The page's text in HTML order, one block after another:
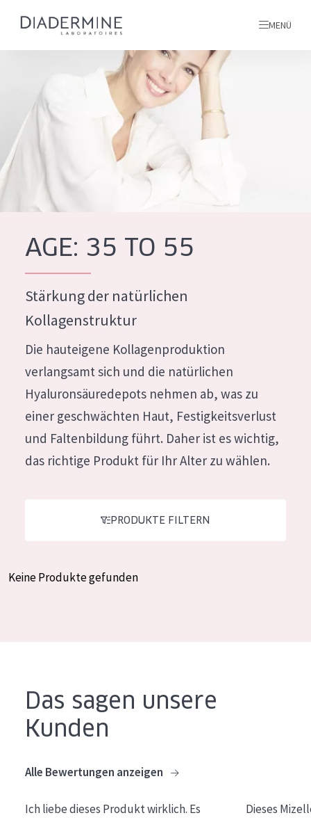
PRODUKTTYP
Feuchtigkeit und Ausstrahlung
Faltenreduzierung
Hautregeneration
Hautstraffung
PRODUKTTYP
Tagescreme
Reinigung
Expert
HAUTTYP
Normale bis trockene Haut
Mischhaut und fettige Haut
ALLE PRODUKTE
MENÜ
Über uns
Inspiration
Kontakt
French
German
Spanish
AGE: 35 TO 55
Stärkung der natürlichen
Kollagenstruktur
Die hauteigene Kollagenproduktion
verlangsamt sich und die natürlichen
Hyaluronsäuredepots nehmen ab, was zu
einer geschwächten Haut, Festigkeitsverlust
und Faltenbildung führt. Daher ist es wichtig,
das richtige Produkt für Ihr Alter zu wählen.
PRODUKTE FILTERN
Keine Produkte gefunden
Das sagen unsere
Kunden
Alle Bewertungen anzeigen
Ich liebe dieses Produkt wirklich. Es
Dieses